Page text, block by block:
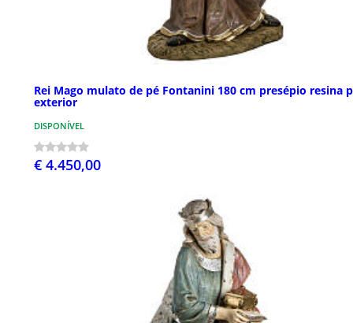
Rei Mago mulato de pé Fontanini 180 cm presépio resina
exterior
DISPONÍVEL
€ 4.450,00